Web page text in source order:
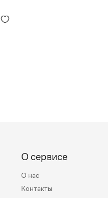
О сервисе
О нас
Контакты